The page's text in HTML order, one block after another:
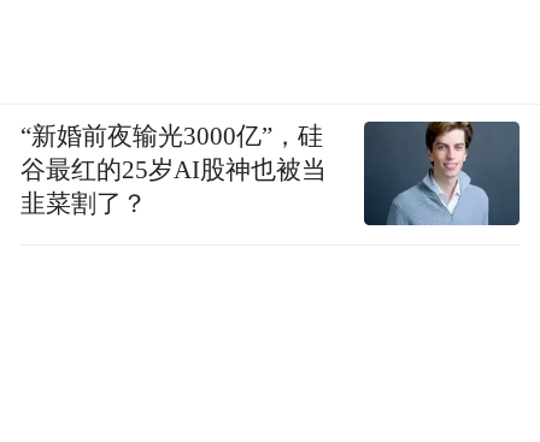
“新婚前夜输光3000亿”，硅
谷最红的25岁AI股神也被当
韭菜割了？